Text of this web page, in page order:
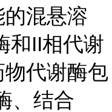
混悬溶
和II相代谢
代谢酶包
、结合